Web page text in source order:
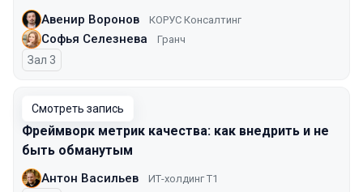
Авенир Воронов КОРУС Консалтинг
Софья Селезнева Гранч
Зал 3
Смотреть запись
Фреймворк метрик качества: как внедрить и не
быть обманутым
Антон Васильев ИТ-холдинг Т1